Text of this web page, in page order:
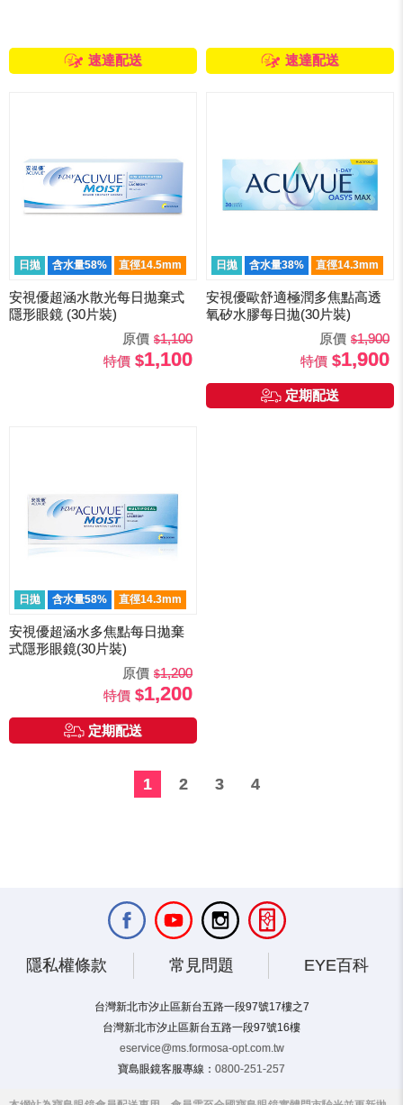
速達配送 速達配送
日拋 含水量58% 直徑14.5mm
安視優超涵水散光每日拋棄式
隱形眼鏡 (30片裝)
原價
1,100
特價
1,100
日拋 含水量38% 直徑14.3mm
安視優歐舒適極潤多焦點高透
氧矽水膠每日拋(30片裝)
原價
1,900
特價
1,900
定期配送
日拋 含水量58% 直徑14.3mm
安視優超涵水多焦點每日拋棄
式隱形眼鏡(30片裝)
原價
1,200
特價
1,200
定期配送
1 2 3 4
隱私權條款 常見問題 EYE百科
台灣新北市汐止區新台五路一段97號17樓之7
台灣新北市汐止區新台五路一段97號16樓
eservice@ms.formosa-opt.com.tw
寶島眼鏡客服專線： 0800-251-257